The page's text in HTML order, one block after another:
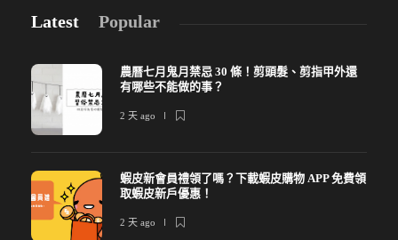
Latest Popular
農曆七月鬼月禁忌 30 條！剪頭髮、剪指甲外還
有哪些不能做的事？
2 天 ago
蝦皮新會員禮領了嗎？下載蝦皮購物 APP 免費領
取蝦皮新戶優惠！
2 天 ago